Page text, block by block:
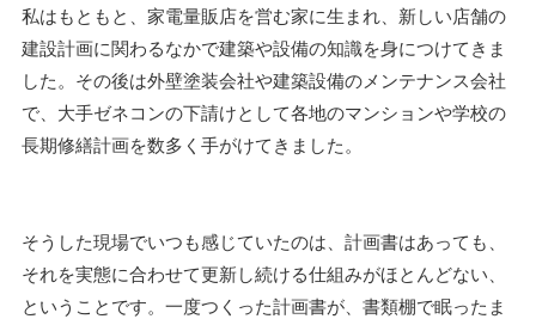
私はもともと、家電量販店を営む家に生まれ、新しい店舗の
建設計画に関わるなかで建築や設備の知識を身につけてきま
した。その後は外壁塗装会社や建築設備のメンテナンス会社
で、大手ゼネコンの下請けとして各地のマンションや学校の
長期修繕計画を数多く手がけてきました。
そうした現場でいつも感じていたのは、計画書はあっても、
それを実態に合わせて更新し続ける仕組みがほとんどない、
ということです。一度つくった計画書が、書類棚で眠ったま